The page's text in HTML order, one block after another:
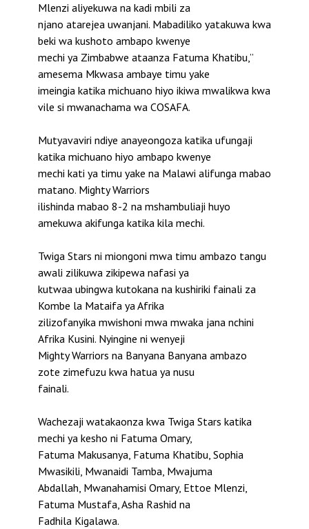
Mlenzi aliyekuwa na kadi mbili za
njano atarejea uwanjani. Mabadiliko yatakuwa kwa
beki wa kushoto ambapo kwenye
mechi ya Zimbabwe ataanza Fatuma Khatibu,”
amesema Mkwasa ambaye timu yake
imeingia katika michuano hiyo ikiwa mwalikwa kwa
vile si mwanachama wa COSAFA.
Mutyavaviri ndiye anayeongoza katika ufungaji
katika michuano hiyo ambapo kwenye
mechi kati ya timu yake na Malawi alifunga mabao
matano. Mighty Warriors
ilishinda mabao 8-2 na mshambuliaji huyo
amekuwa akifunga katika kila mechi.
Twiga Stars ni miongoni mwa timu ambazo tangu
awali zilikuwa zikipewa nafasi ya
kutwaa ubingwa kutokana na kushiriki fainali za
Kombe la Mataifa ya Afrika
zilizofanyika mwishoni mwa mwaka jana nchini
Afrika Kusini. Nyingine ni wenyeji
Mighty Warriors na Banyana Banyana ambazo
zote zimefuzu kwa hatua ya nusu
fainali.
Wachezaji watakaonza kwa Twiga Stars katika
mechi ya kesho ni Fatuma Omary,
Fatuma Makusanya, Fatuma Khatibu, Sophia
Mwasikili, Mwanaidi Tamba, Mwajuma
Abdallah, Mwanahamisi Omary, Ettoe Mlenzi,
Fatuma Mustafa, Asha Rashid na
Fadhila Kigalawa.